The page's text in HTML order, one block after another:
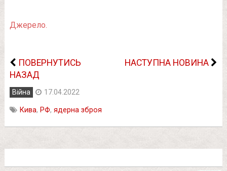
Джерело.
ПОВЕРНУТИСЬ
НАЗАД
НАСТУПНА НОВИНА
Війна 17.04.2022
Кива, РФ, ядерна зброя